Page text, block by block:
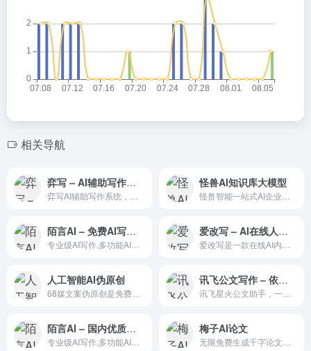
相关导航
弈写 – AI辅助写作！内容创作者的写作神器 怪兽AI知识库大模型
陌言AI – 免费AI写作工具 爱改写 – AI在线人工智能文字生产力工具
人工智能AI伪原创 讯飞公文写作 – 依托于科大讯飞星火大模型技术的AI公文写作助手
陌言AI – 国内优质在线AI写作助手|官网,智能ai助手,免费在线ai写作工具 梅子AI论文